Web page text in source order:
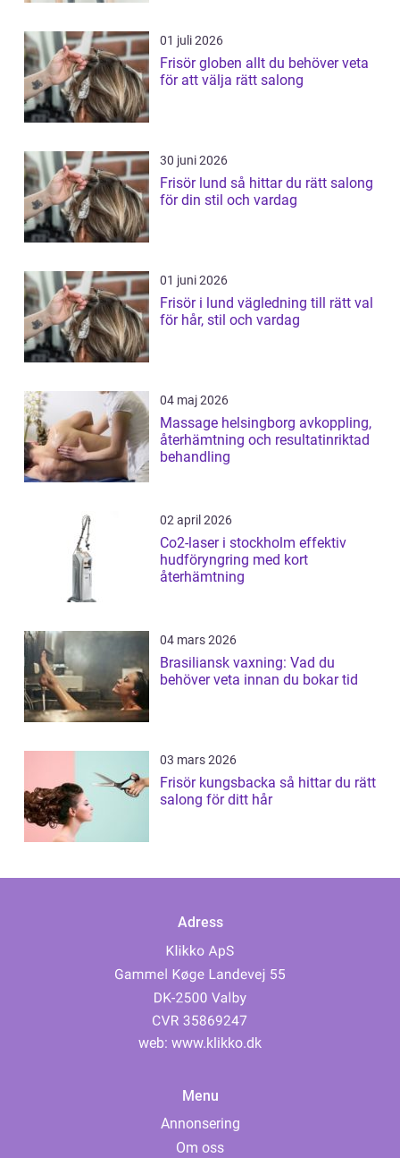
01 juli 2026
Frisör globen allt du behöver veta
för att välja rätt salong
30 juni 2026
Frisör lund så hittar du rätt salong
för din stil och vardag
01 juni 2026
Frisör i lund vägledning till rätt val
för hår, stil och vardag
04 maj 2026
Massage helsingborg avkoppling,
återhämtning och resultatinriktad
behandling
02 april 2026
Co2-laser i stockholm effektiv
hudföryngring med kort
återhämtning
04 mars 2026
Brasiliansk vaxning: Vad du
behöver veta innan du bokar tid
03 mars 2026
Frisör kungsbacka så hittar du rätt
salong för ditt hår
Adress
web: www.klikko.dk
Menu
Annonsering
Om oss